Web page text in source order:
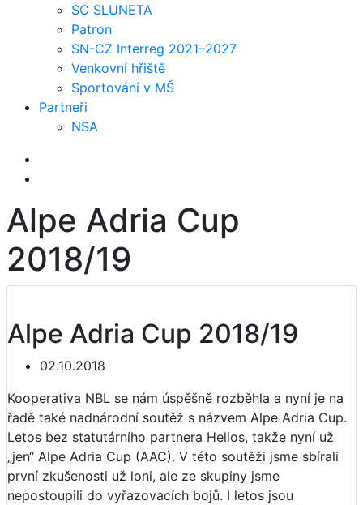
SC SLUNETA
Patron
SN-CZ Interreg 2021–2027
Venkovní hřiště
Sportování v MŠ
Partneři
NSA
Alpe Adria Cup
2018/19
Alpe Adria Cup 2018/19
02.10.2018
Kooperativa NBL se nám úspěšně rozběhla a nyní je na
řadě také nadnárodní soutěž s názvem Alpe Adria Cup.
Letos bez statutárního partnera Helios, takže nyní už
„jen“ Alpe Adria Cup (AAC). V této soutěži jsme sbírali
první zkušenosti už loni, ale ze skupiny jsme
nepostoupili do vyřazovacích bojů. I letos jsou